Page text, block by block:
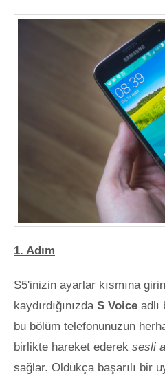
1. Adım
S5'inizin ayarlar kısmına
kaydırdığınızda S Voice adlı
bu bölüm telefonunuzun
birlikte hareket ederek sesli
sağlar. Oldukça başarılı bir